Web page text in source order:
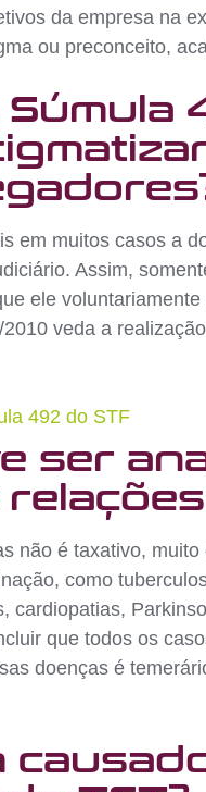
da empresa na
ou preconceito,
em muitos casos a
Assim,
ele
veda a
492 do STF
ser
não é taxativo,
como
cardiopatias,
que todos os
doenças é